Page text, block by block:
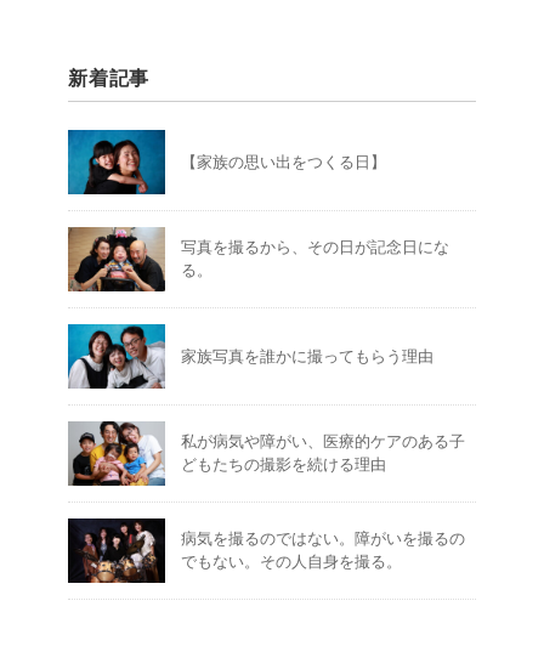
新着記事
【家族の思い出をつくる日】
写真を撮るから、その日が記念日にな
る。
家族写真を誰かに撮ってもらう理由
私が病気や障がい、医療的ケアのある子
どもたちの撮影を続ける理由
病気を撮るのではない。障がいを撮るの
でもない。その人自身を撮る。